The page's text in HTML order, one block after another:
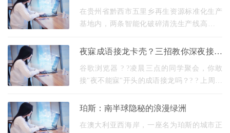
航黔西再生资源绿色振兴
在贵州省黔西市五里乡再生资源标准化生产
基地内，两条智能化破碎清洗生产线高速运
序，蜕变为花乙、大白、小白乙等高品质PE
夜寐成语接龙卡壳？三招教你深夜接龙
不冷场
谷歌浏览器 ? ?凌晨三点的同学聚会，你敢
接"夜不能寐"开头的成语接龙吗？? ? 上周老
盯着"兴"字集体沉默，最后服务员小哥用"兴
珀斯：南半球隐秘的浪漫绿洲
在澳大利亚西海岸，一座名为珀斯的城市正